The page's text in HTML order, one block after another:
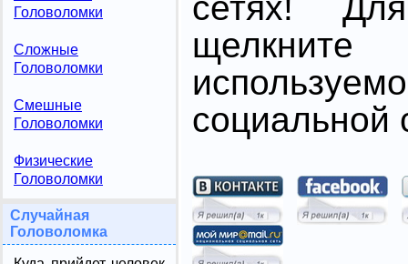
Головоломки
Сложные
Головоломки
Смешные
Головоломки
Физические
Головоломки
Случайная
Головоломка
сетях!
социальной